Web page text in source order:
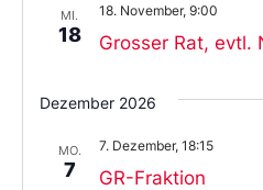
MI.
18 Grosser Rat, evtl.
18. November, 9:00
Dezember 2026
MO.
7 GR-Fraktion
7. Dezember, 18:15